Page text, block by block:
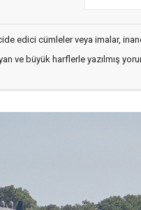
edici cümleler veya imalar,
ve büyük harflerle yazılmış